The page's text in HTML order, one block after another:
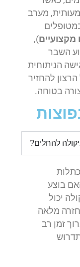
מערב
),
השבר
הניתוחית
להחזיר
בטוחה.
להחלים?
בוצע
יכול
שבועות. חזרה מלאה
זמן רב
ותדרוש